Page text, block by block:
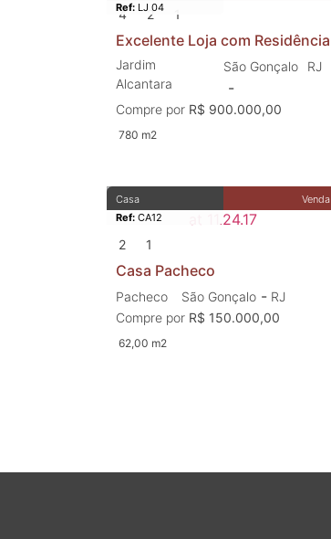
Ref: LJ 04
4 2 1
Excelente Loja com Residência
Jardim
Alcantara
São Gonçalo
-
RJ
Compre por R$ 900.000,00
780 m2
Venda
Casa
Ref: CA12
2 1
Casa Pacheco
Pacheco São Gonçalo - RJ
Compre por R$ 150.000,00
62,00 m2